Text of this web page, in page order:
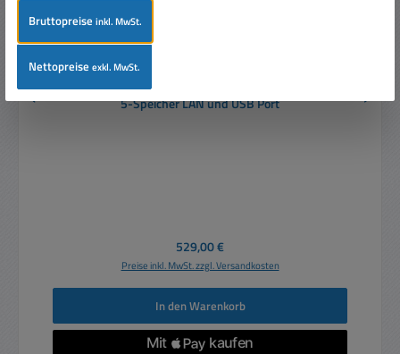
Labornetzgerät 2x0-32V 3A 3Quellen programmierbar
5-Speicher LAN und USB Port
Regulärer Preis:
529,00 €
Preise inkl. MwSt. zzgl. Versandkosten
In den Warenkorb
Bruttopreiseinkl. MwSt.
Nettopreiseexkl. MwSt.